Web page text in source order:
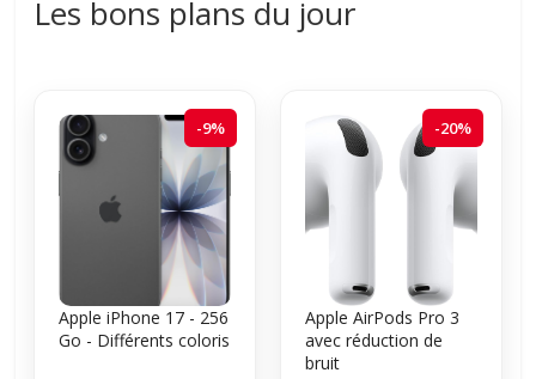
Les bons plans du jour
-9%
Apple iPhone 17 - 256
Go - Différents coloris
-20%
Apple AirPods Pro 3
avec réduction de
bruit